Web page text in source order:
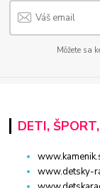
Môžete sa
DETI,
www.detsky-